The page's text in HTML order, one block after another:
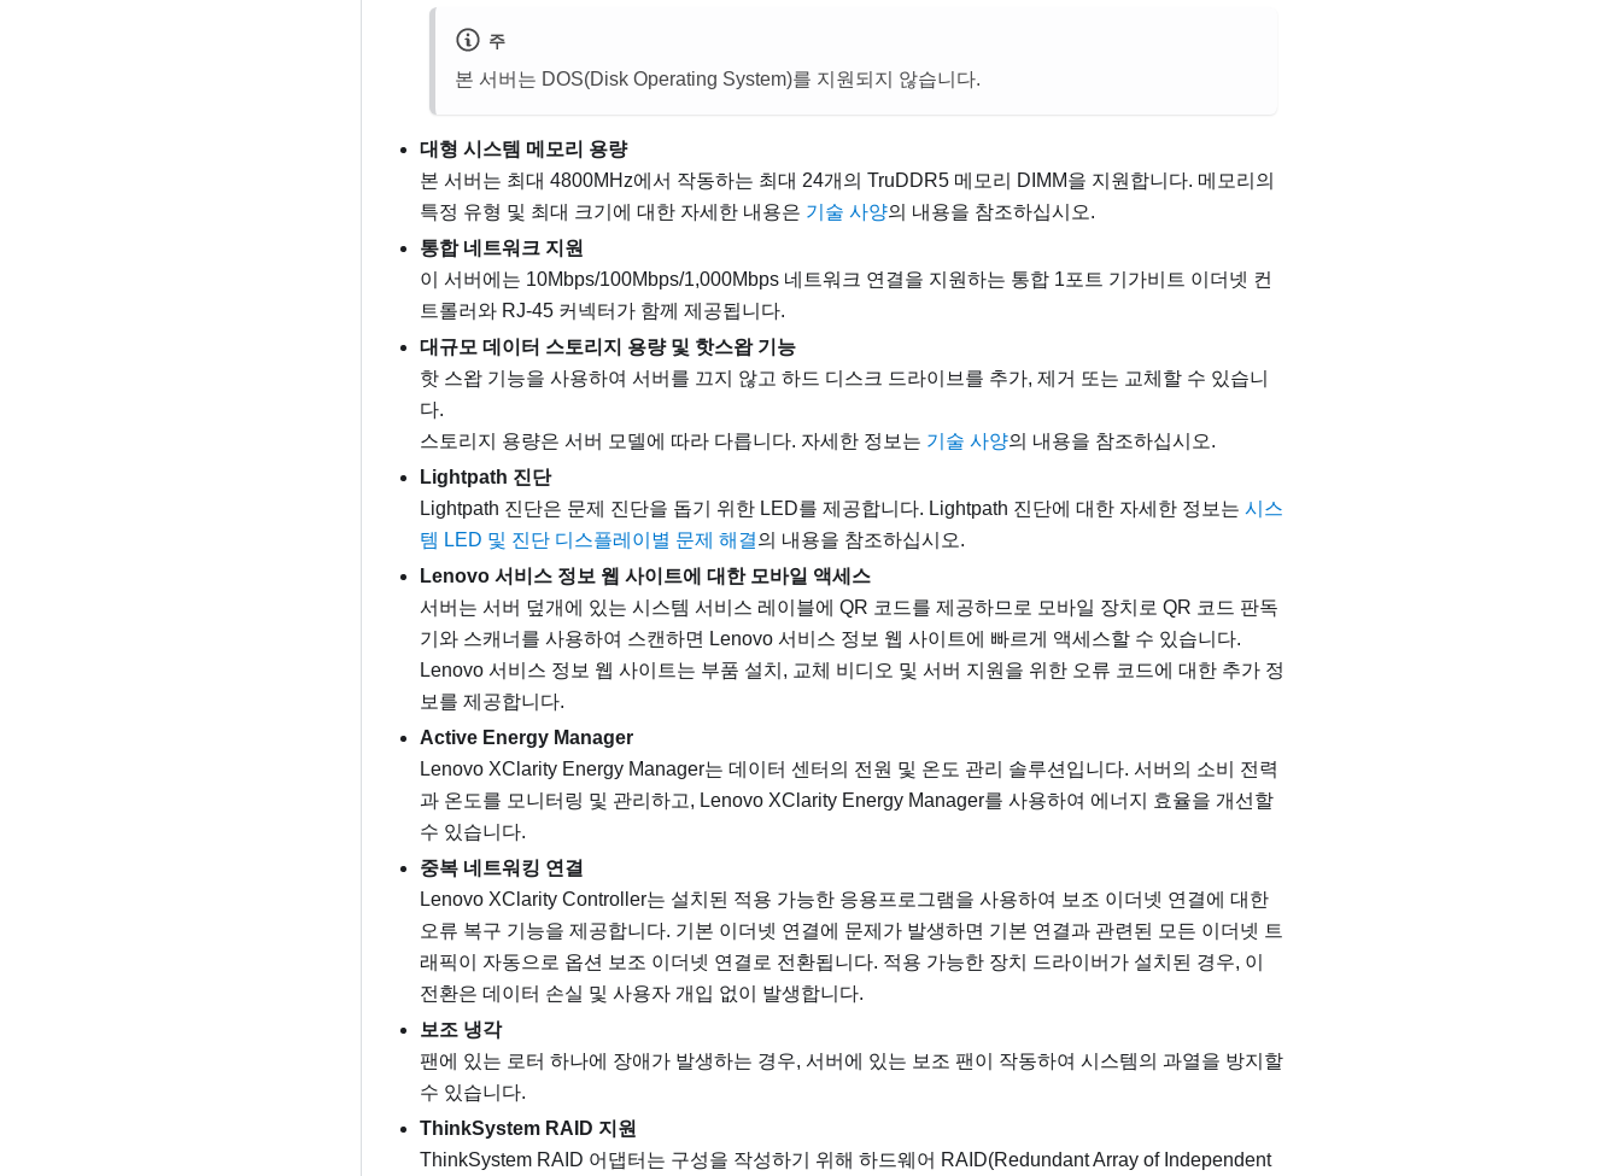
주
본 서버는 DOS(Disk Operating System)를 지원되지 않습니다.
대형 시스템 메모리 용량
본 서버는 최대 4800MHz에서 작동하는 최대 24개의 TruDDR5 메모리 DIMM을 지원합니다. 메모리의
특정 유형 및 최대 크기에 대한 자세한 내용은 기술 사양의 내용을 참조하십시오.
통합 네트워크 지원
이 서버에는 10Mbps/100Mbps/1,000Mbps 네트워크 연결을 지원하는 통합 1포트 기가비트 이더넷 컨
트롤러와 RJ-45 커넥터가 함께 제공됩니다.
대규모 데이터 스토리지 용량 및 핫스왑 기능
핫 스왑 기능을 사용하여 서버를 끄지 않고 하드 디스크 드라이브를 추가, 제거 또는 교체할 수 있습니
다.
스토리지 용량은 서버 모델에 따라 다릅니다. 자세한 정보는 기술 사양의 내용을 참조하십시오.
Lightpath 진단
Lightpath 진단은 문제 진단을 돕기 위한 LED를 제공합니다. Lightpath 진단에 대한 자세한 정보는 시스
템 LED 및 진단 디스플레이별 문제 해결의 내용을 참조하십시오.
Lenovo 서비스 정보 웹 사이트에 대한 모바일 액세스
서버는 서버 덮개에 있는 시스템 서비스 레이블에 QR 코드를 제공하므로 모바일 장치로 QR 코드 판독
기와 스캐너를 사용하여 스캔하면 Lenovo 서비스 정보 웹 사이트에 빠르게 액세스할 수 있습니다.
Lenovo 서비스 정보 웹 사이트는 부품 설치, 교체 비디오 및 서버 지원을 위한 오류 코드에 대한 추가 정
보를 제공합니다.
Active Energy Manager
Lenovo XClarity Energy Manager는 데이터 센터의 전원 및 온도 관리 솔루션입니다. 서버의 소비 전력
과 온도를 모니터링 및 관리하고, Lenovo XClarity Energy Manager를 사용하여 에너지 효율을 개선할
수 있습니다.
중복 네트워킹 연결
Lenovo XClarity Controller는 설치된 적용 가능한 응용프로그램을 사용하여 보조 이더넷 연결에 대한
오류 복구 기능을 제공합니다. 기본 이더넷 연결에 문제가 발생하면 기본 연결과 관련된 모든 이더넷 트
래픽이 자동으로 옵션 보조 이더넷 연결로 전환됩니다. 적용 가능한 장치 드라이버가 설치된 경우, 이
전환은 데이터 손실 및 사용자 개입 없이 발생합니다.
보조 냉각
팬에 있는 로터 하나에 장애가 발생하는 경우, 서버에 있는 보조 팬이 작동하여 시스템의 과열을 방지할
수 있습니다.
ThinkSystem RAID 지원
ThinkSystem RAID 어댑터는 구성을 작성하기 위해 하드웨어 RAID(Redundant Array of Independent